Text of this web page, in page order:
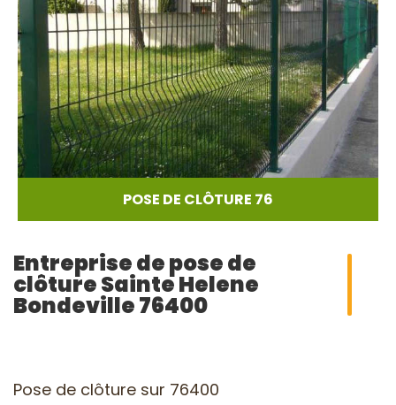
POSE DE CLÔTURE 76
Entreprise de pose de
clôture Sainte Helene
Bondeville 76400
Pose de clôture sur 76400